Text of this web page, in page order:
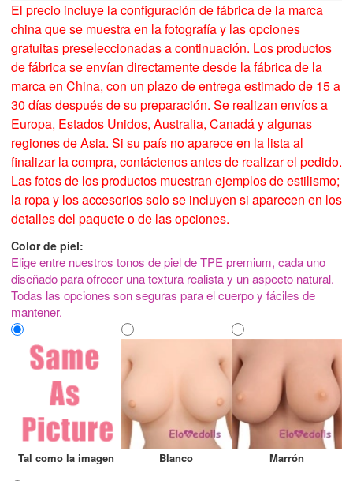
El precio incluye la configuración de fábrica de la marca
china que se muestra en la fotografía y las opciones
gratuitas preseleccionadas a continuación. Los productos
de fábrica se envían directamente desde la fábrica de la
marca en China, con un plazo de entrega estimado de 15 a
30 días después de su preparación. Se realizan envíos a
Europa, Estados Unidos, Australia, Canadá y algunas
regiones de Asia. Si su país no aparece en la lista al
finalizar la compra, contáctenos antes de realizar el pedido.
Las fotos de los productos muestran ejemplos de estilismo;
la ropa y los accesorios solo se incluyen si aparecen en los
detalles del paquete o de las opciones.
Color de piel:
Elige entre nuestros tonos de piel de TPE premium, cada uno
diseñado para ofrecer una textura realista y un aspecto natural.
Todas las opciones son seguras para el cuerpo y fáciles de
mantener.
Tal como la imagen Blanco Marrón